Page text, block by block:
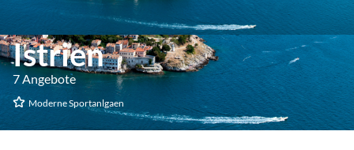
Istrien
7 Angebote
Moderne Sportanlgaen